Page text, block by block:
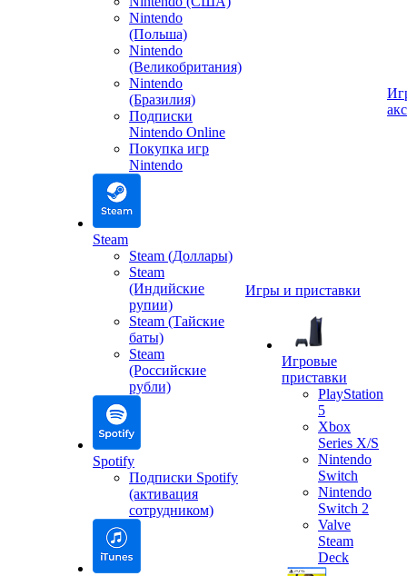
Nintendo
(Польша)
Nintendo
(Великобритания)
Nintendo
(Бразилия)
Подписки
Nintendo Online
Покупка игр
Nintendo
Steam
Steam (Доллары)
Steam
(Индийские
рупии)
Steam (Тайские
баты)
Steam
(Российские
рубли)
Spotify
Подписки Spotify
(активация
сотрудником)
Игры и приставки
Игровые
приставки
PlayStation
5
Xbox
Series X/S
Nintendo
Switch
Nintendo
Switch 2
Valve
Steam
Deck